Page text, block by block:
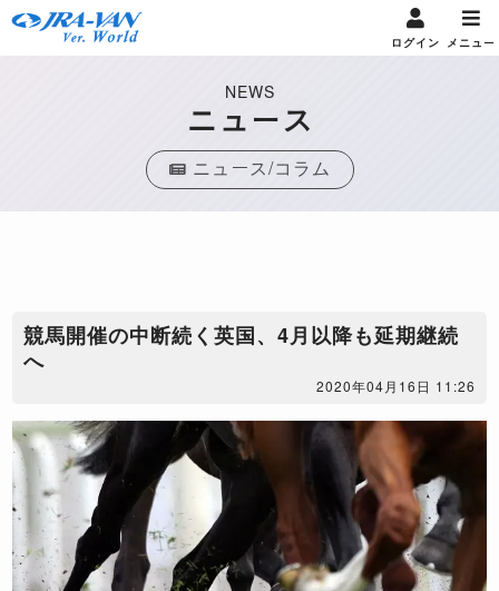
ログイン メニュー
NEWS
ニュース
ニュース/コラム
競馬開催の中断続く英国、4月以降も延期継続
へ
2020年04月16日 11:26